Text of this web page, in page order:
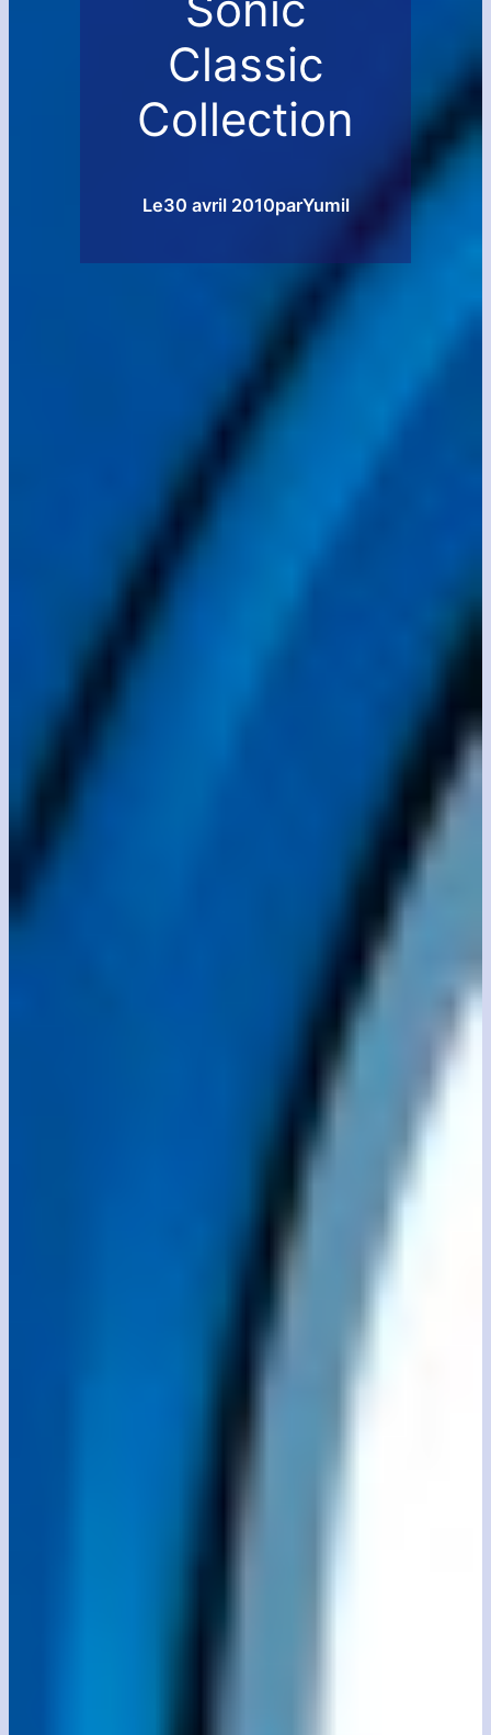
Classic
Collection
Le30 avril 2010parYumil